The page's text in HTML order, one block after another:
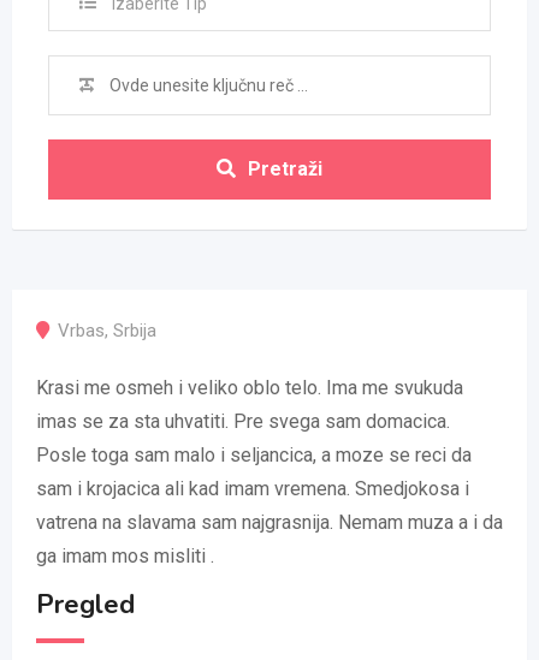
Izaberite Tip
Pretraži
Vrbas, Srbija
Krasi me osmeh i veliko oblo telo. Ima me svukuda
imas se za sta uhvatiti. Pre svega sam domacica.
Posle toga sam malo i seljancica, a moze se reci da
sam i krojacica ali kad imam vremena. Smedjokosa i
vatrena na slavama sam najgrasnija. Nemam muza a i da
ga imam mos misliti .
Pregled